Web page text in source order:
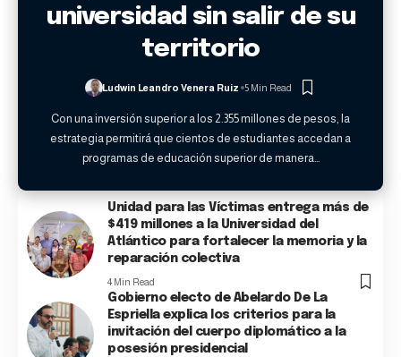
universidad sin salir de su
territorio
Ludwin Leandro Venera Ruiz 5 Min Read
Con una inversión superior a los 2.355 millones de pesos, la
estrategia permitirá que cientos de estudiantes accedan a
programas de educación superior de manera…
Unidad para las Víctimas entrega más de
$419 millones a la Universidad del
Atlántico para fortalecer la memoria y la
reparación colectiva
4 Min Read
Gobierno electo de Abelardo De La
Espriella explica los criterios para la
invitación del cuerpo diplomático a la
posesión presidencial